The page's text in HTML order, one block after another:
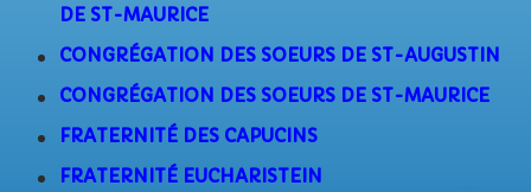
DE ST-MAURICE
CONGRÉGATION DES SOEURS DE ST-AUGUSTIN
CONGRÉGATION DES SOEURS DE ST-MAURICE
FRATERNITÉ DES CAPUCINS
FRATERNITÉ EUCHARISTEIN